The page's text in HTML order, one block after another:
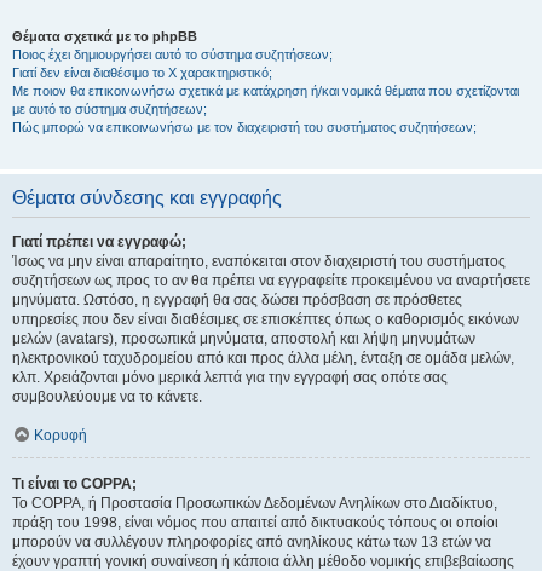
Θέματα σχετικά με το phpBB
Ποιος έχει δημιουργήσει αυτό το σύστημα συζητήσεων;
Γιατί δεν είναι διαθέσιμο το Χ χαρακτηριστικό;
Με ποιον θα επικοινωνήσω σχετικά με κατάχρηση ή/και νομικά θέματα που σχετίζονται
με αυτό το σύστημα συζητήσεων;
Πώς μπορώ να επικοινωνήσω με τον διαχειριστή του συστήματος συζητήσεων;
Θέματα σύνδεσης και εγγραφής
Γιατί πρέπει να εγγραφώ;
Ίσως να μην είναι απαραίτητο, εναπόκειται στον διαχειριστή του συστήματος
συζητήσεων ως προς το αν θα πρέπει να εγγραφείτε προκειμένου να αναρτήσετε
μηνύματα. Ωστόσο, η εγγραφή θα σας δώσει πρόσβαση σε πρόσθετες
υπηρεσίες που δεν είναι διαθέσιμες σε επισκέπτες όπως ο καθορισμός εικόνων
μελών (avatars), προσωπικά μηνύματα, αποστολή και λήψη μηνυμάτων
ηλεκτρονικού ταχυδρομείου από και προς άλλα μέλη, ένταξη σε ομάδα μελών,
κλπ. Χρειάζονται μόνο μερικά λεπτά για την εγγραφή σας οπότε σας
συμβουλεύουμε να το κάνετε.
Κορυφή
Τι είναι το COPPA;
Το COPPA, ή Προστασία Προσωπικών Δεδομένων Ανηλίκων στο Διαδίκτυο,
πράξη του 1998, είναι νόμος που απαιτεί από δικτυακούς τόπους οι οποίοι
μπορούν να συλλέγουν πληροφορίες από ανηλίκους κάτω των 13 ετών να
έχουν γραπτή γονική συναίνεση ή κάποια άλλη μέθοδο νομικής επιβεβαίωσης